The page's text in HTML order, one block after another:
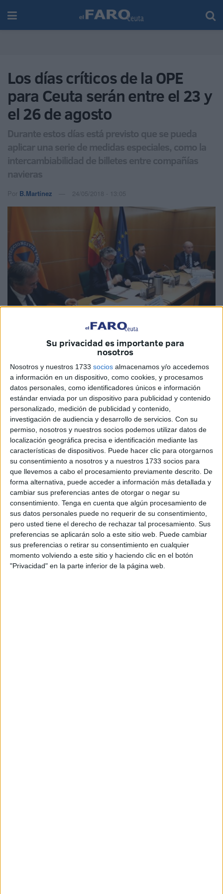
Su privacidad es importante para
nosotros
Nosotros y nuestros 1733 socios almacenamos y/o accedemos
a información en un dispositivo, como cookies, y procesamos
datos personales, como identificadores únicos e información
estándar enviada por un dispositivo para publicidad y contenido
personalizado, medición de publicidad y contenido,
investigación de audiencia y desarrollo de servicios. Con su
permiso, nosotros y nuestros socios podemos utilizar datos de
localización geográfica precisa e identificación mediante las
características de dispositivos. Puede hacer clic para otorgarnos
su consentimiento a nosotros y a nuestros 1733 socios para
que llevemos a cabo el procesamiento previamente descrito. De
forma alternativa, puede acceder a información más detallada y
cambiar sus preferencias antes de otorgar o negar su
consentimiento. Tenga en cuenta que algún procesamiento de
sus datos personales puede no requerir de su consentimiento,
pero usted tiene el derecho de rechazar tal procesamiento. Sus
preferencias se aplicarán solo a este sitio web. Puede cambiar
sus preferencias o retirar su consentimiento en cualquier
momento volviendo a este sitio y haciendo clic en el botón
"Privacidad" en la parte inferior de la página web.
Los días críticos de la OPE
para Ceuta serán entre el 23 y
el 26 de agosto
Durante estos días está previsto que se pueda
aplicar una serie de medidas especiales, como la
intercambiabilidad de billetes entre compañías
navieras
Por B.Martínez 24/05/2018 - 13:05
El subsecretario del Ministerio del Interior, Luis Aguilera,
acompañado por el director general de Protección Civil y
Emergencias, Juan Díaz Cruz, ha presidido la reunión del
Comité Estatal de Coordinación de la Operación Paso del
Estrecho 2018 (OPE), en la que, partiendo de los buenos
resultados obtenidos en los últimos años, especialmente
en 2017, cuando se superaron los tres millones de viajeros
y se alcanzaron los 700.000 vehículos, se ha analizado el
dispositivo preparado para este año con el objetivo de
mantener esta tendencia positiva, caracterizada por un
aumento continuado de las últimas ediciones.
Al igual que en años anteriores, la OPE se
desarrollará en dos fases